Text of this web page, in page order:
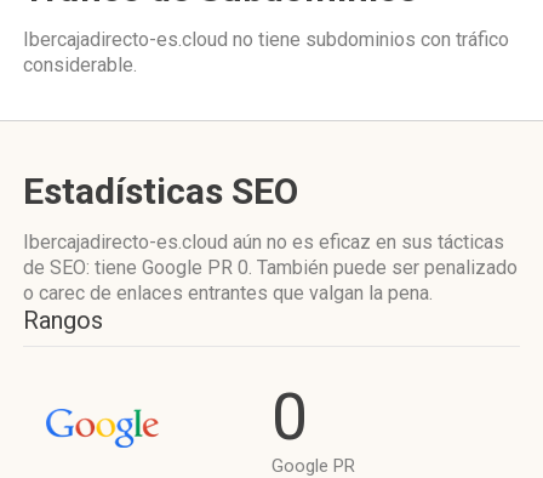
Ibercajadirecto-es.cloud no tiene subdominios con tráfico
considerable.
Estadísticas SEO
Ibercajadirecto-es.cloud aún no es eficaz en sus tácticas
de SEO: tiene Google PR 0. También puede ser penalizado
o carec de enlaces entrantes que valgan la pena.
Rangos
0
Google PR